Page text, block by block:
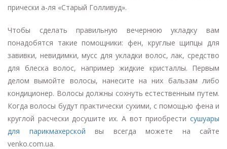
прически а-ля «Старый Голливуд».
Чтобы сделать правильную вечернюю укладку вам
понадобятся такие помощники: фен, круглые щипцы для
завивки, невидимки, мусс для укладки волос, лак, средство
для блеска волос, например жидкие кристаллы. Первым
делом вымойте волосы, нанесите на них бальзам либо
кондиционер. Волосы должны сохнуть естественным путем.
Когда волосы будут практически сухими, с помощью фена и
круглой расчески досушите их. А вот приобрести сушуары
для парикмахерской вы всегда можете на сайте
venko.com.ua.